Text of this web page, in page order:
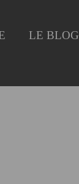
LE BLOG